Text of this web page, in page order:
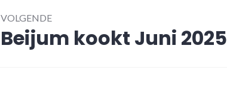
VOLGENDE
Volgend
bericht:
Beijum kookt Juni 2025